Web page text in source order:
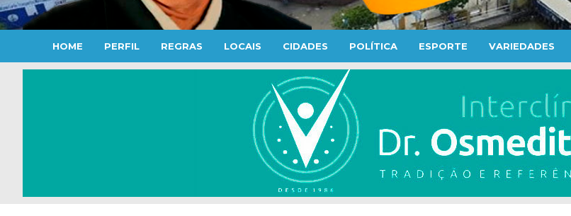
HOME PERFIL REGRAS LOCAIS CIDADES POLÍTICA ESPORTE VARIEDADES